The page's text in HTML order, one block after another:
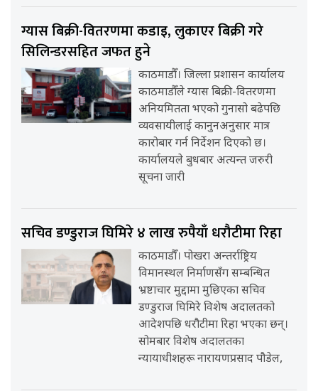
ग्यास बिक्री-वितरणमा कडाइ, लुकाएर बिक्री गरे
सिलिन्डरसहित जफत हुने
काठमाडौँ। जिल्ला प्रशासन कार्यालय
काठमाडौँले ग्यास बिक्री-वितरणमा
अनियमितता भएको गुनासो बढेपछि
व्यवसायीलाई कानुनअनुसार मात्र
कारोबार गर्न निर्देशन दिएको छ।
कार्यालयले बुधबार अत्यन्त जरुरी
सूचना जारी
सचिव डण्डुराज घिमिरे ४ लाख रुपैयाँ धरौटीमा रिहा
काठमाडौँ। पोखरा अन्तर्राष्ट्रिय
विमानस्थल निर्माणसँग सम्बन्धित
भ्रष्टाचार मुद्दामा मुछिएका सचिव
डण्डुराज घिमिरे विशेष अदालतको
आदेशपछि धरौटीमा रिहा भएका छन्।
सोमबार विशेष अदालतका
न्यायाधीशहरू नारायणप्रसाद पौडेल,